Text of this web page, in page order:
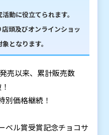
動に役立てられます。
頭及びオンラインショッ
となります。
売以来、累計販売数
別価格継続！
ベル賞受賞記念チョコサ